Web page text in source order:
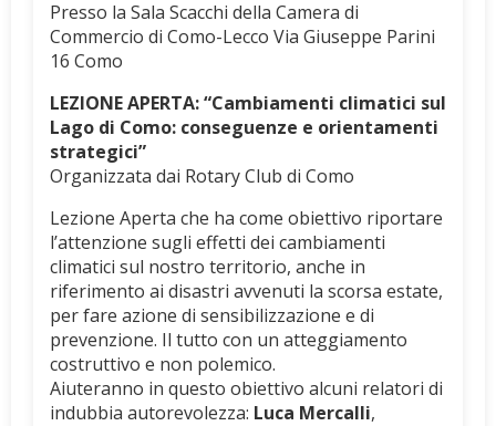
Presso la Sala Scacchi della Camera di
Commercio di Como-Lecco Via Giuseppe Parini
16 Como
LEZIONE APERTA: “Cambiamenti climatici sul
Lago di Como: conseguenze e orientamenti
strategici”
Organizzata dai Rotary Club di Como
Lezione Aperta che ha come obiettivo riportare
l’attenzione sugli effetti dei cambiamenti
climatici sul nostro territorio, anche in
riferimento ai disastri avvenuti la scorsa estate,
per fare azione di sensibilizzazione e di
prevenzione. Il tutto con un atteggiamento
costruttivo e non polemico.
Aiuteranno in questo obiettivo alcuni relatori di
indubbia autorevolezza: Luca Mercalli,